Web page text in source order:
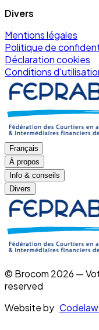
Divers
Mentions légales
Politique de
Déclaration cookies
Conditions
Français
À propos
Info & conseils
Divers
© Brocom 2026 —
reserved
Website by Codelaw